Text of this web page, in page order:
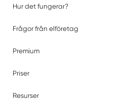
Hur det fungerar?
Frågor från elföretag
Premium
Priser
Resurser